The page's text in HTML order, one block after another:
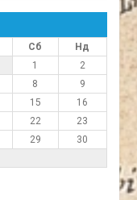
Сб
Нд
1
2
8
9
15
16
22
23
29
30